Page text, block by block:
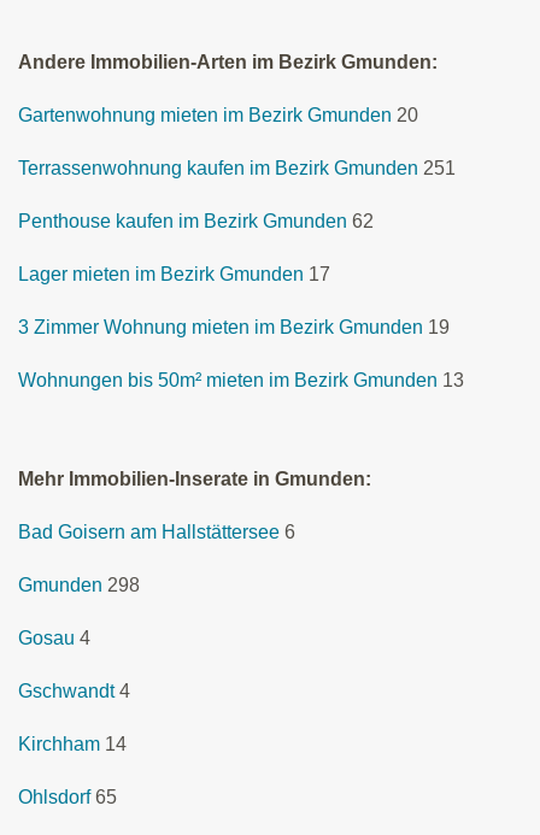
Andere Immobilien-Arten im Bezirk Gmunden:
Gartenwohnung mieten im Bezirk Gmunden 20
Terrassenwohnung kaufen im Bezirk Gmunden 251
Penthouse kaufen im Bezirk Gmunden 62
Lager mieten im Bezirk Gmunden 17
3 Zimmer Wohnung mieten im Bezirk Gmunden 19
Wohnungen bis 50m² mieten im Bezirk Gmunden 13
Mehr Immobilien-Inserate in Gmunden:
Bad Goisern am Hallstättersee 6
Gmunden 298
Gosau 4
Gschwandt 4
Kirchham 14
Ohlsdorf 65